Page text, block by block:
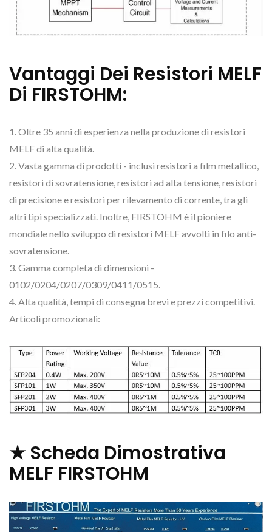
Vantaggi Dei Resistori MELF
Di FIRSTOHM:
1. Oltre 35 anni di esperienza nella produzione di resistori
MELF di alta qualità.
2. Vasta gamma di prodotti - inclusi resistori a film metallico,
resistori di sovratensione, resistori ad alta tensione, resistori
di precisione e resistori per rilevamento di corrente, tra gli
altri tipi specializzati. Inoltre, FIRSTOHM è il pioniere
mondiale nello sviluppo di resistori MELF avvolti in filo anti-
sovratensione.
3. Gamma completa di dimensioni -
0102/0204/0207/0309/0411/0515.
4. Alta qualità, tempi di consegna brevi e prezzi competitivi.
Articoli promozionali:
★ Scheda Dimostrativa
MELF FIRSTOHM